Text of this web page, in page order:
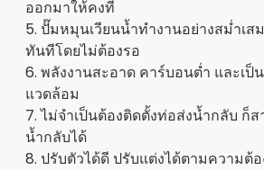
ออกมาให้คงที่
5. ปั๊มหมุนเวียนน้ำทำงานอย่างสม่ำเ
ทันทีโดยไม่ต้องรอ
6. พลังงานสะอาด คาร์บอนต่ำ และเป็
แวดล้อม
7. ไม่จำเป็นต้องติดตั้งท่อส่งน้ำกลับ ก็
น้ำกลับได้
8. ปรับตัวได้ดี ปรับแต่งได้ตามความต้